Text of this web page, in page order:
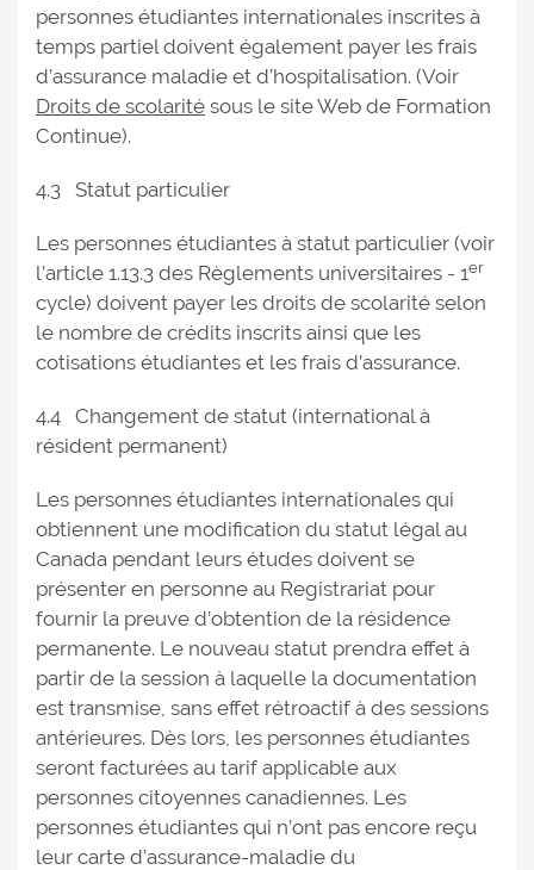
personnes étudiantes internationales inscrites à
temps partiel doivent également payer les frais
d’assurance maladie et d’hospitalisation. (Voir
Droits de scolarité sous le site Web de Formation
Continue).
4.3 Statut particulier
Les personnes étudiantes à statut particulier (voir
l’article 1.13.3 des Règlements universitaires - 1er
cycle) doivent payer les droits de scolarité selon
le nombre de crédits inscrits ainsi que les
cotisations étudiantes et les frais d’assurance.
4.4 Changement de statut (international à
résident permanent)
Les personnes étudiantes internationales qui
obtiennent une modification du statut légal au
Canada pendant leurs études doivent se
présenter en personne au Registrariat pour
fournir la preuve d’obtention de la résidence
permanente. Le nouveau statut prendra effet à
partir de la session à laquelle la documentation
est transmise, sans effet rétroactif à des sessions
antérieures. Dès lors, les personnes étudiantes
seront facturées au tarif applicable aux
personnes citoyennes canadiennes. Les
personnes étudiantes qui n’ont pas encore reçu
leur carte d’assurance-maladie du